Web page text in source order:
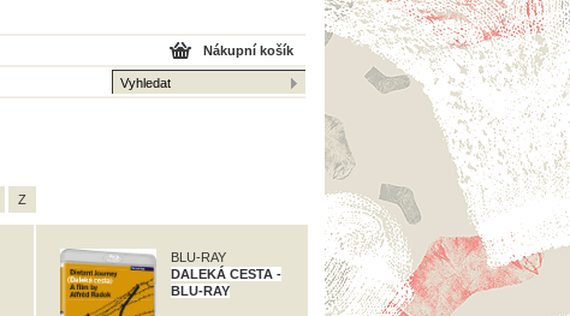
Nákupní košík
Z
BLU-RAY
DALEKÁ CESTA -
BLU-RAY